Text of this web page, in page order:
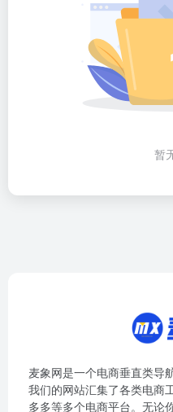
暂
麦象网是一个电商垂直类导
我们的网站汇集了各类电商
多多等多个电商平台。无论